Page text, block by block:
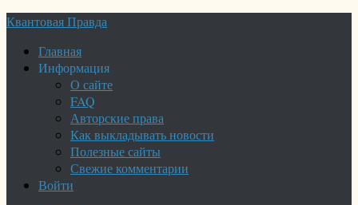
Квантовая Правда
Главная
Информация
О сайте
FAQ
Авторские права
Как выкладывать новости
Полезные сайты
Свежие комментарии
Войти